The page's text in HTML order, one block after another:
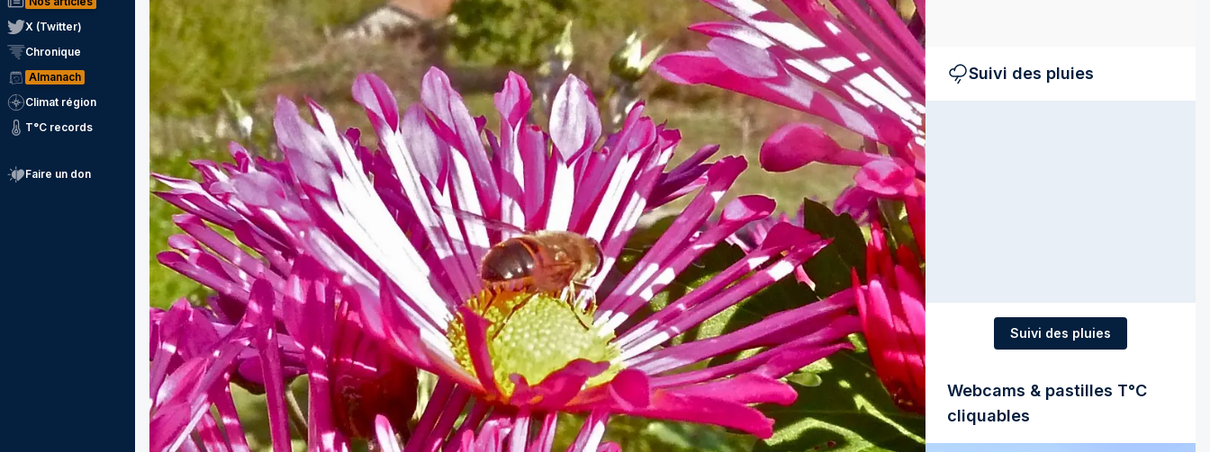
X (Twitter)
Chronique
Almanach
Climat région
T°C records
Faire un don
Suivi des pluies
Suivi des pluies
Webcams & pastilles T°C
cliquables